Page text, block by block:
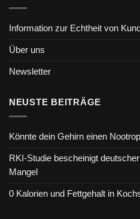
Information zur Echtheit von
Über uns
Newsletter
NEUSTE BEITRÄGE
Könnte dein Gehirn einen
RKI-Studie bescheinigt
Mangel
0 Kalorien und Fettgehalt in